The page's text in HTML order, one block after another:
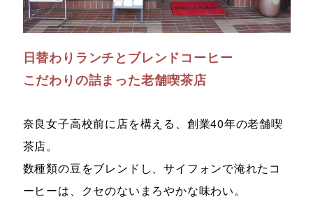
日替わりランチとブレンドコーヒー
こだわりの詰まった老舗喫茶店
奈良女子高校前に店を構える、創業40年の老舗喫
茶店。
数種類の豆をブレンドし、サイフォンで淹れたコ
ーヒーは、クセのないまろやかな味わい。